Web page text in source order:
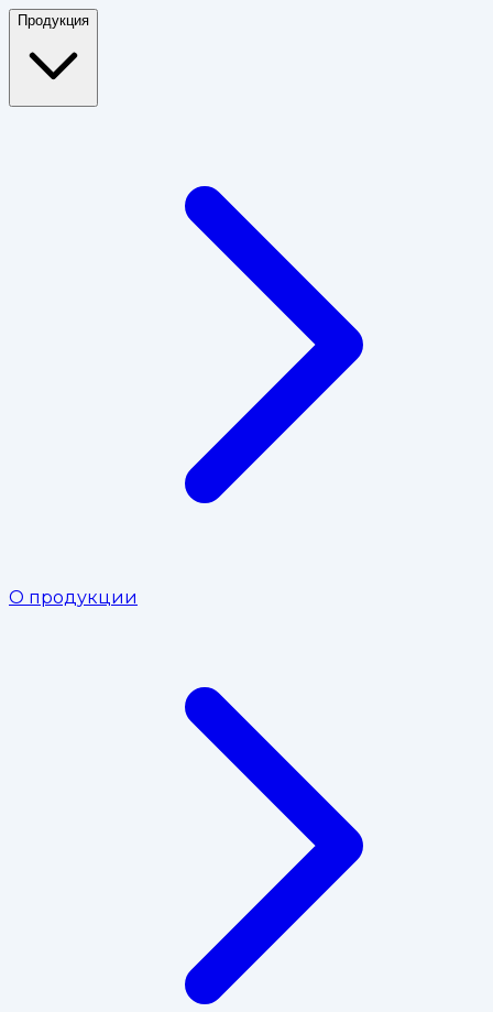
Продукция
О продукции